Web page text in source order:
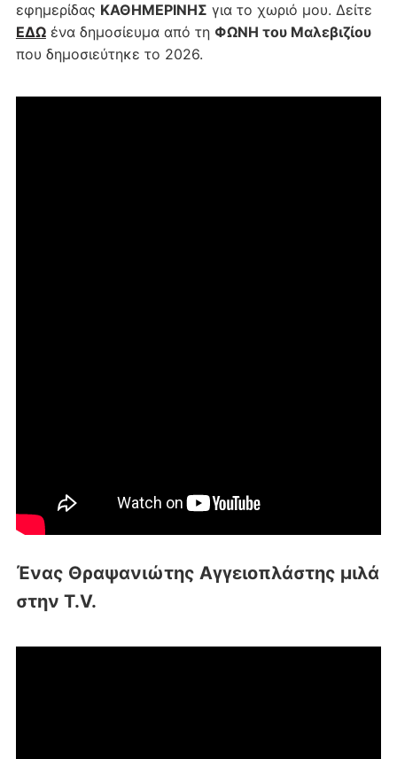
εφημερίδας ΚΑΘΗΜΕΡΙΝΗΣ για το χωριό μου. Δείτε
ΕΔΩένα δημοσίευμα από τη ΦΩΝΗ του Μαλεβιζίου
που δημοσιεύτηκε το 2026.
Ένας Θραψανιώτης Αγγειοπλάστης μιλά
στην T.V.